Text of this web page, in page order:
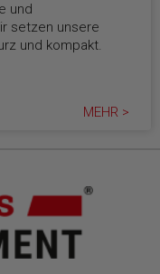
und
setzen unsere
und kompakt.
MEHR >